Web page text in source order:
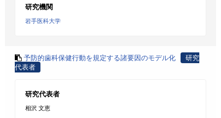
研究機関
岩手医科大学
予防的歯科保健行動を規定する諸要因のモデル化
研究
代表者
研究代表者
相沢 文恵